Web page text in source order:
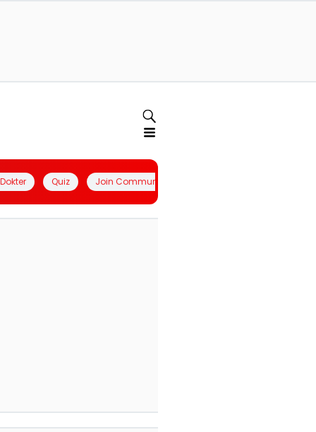
Quiz Join Community